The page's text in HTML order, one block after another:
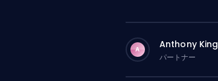
A Anthony King
パートナー